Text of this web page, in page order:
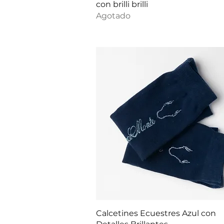
con brilli brilli
Agotado
Vista rápida
Calcetines Ecuestres Azul con